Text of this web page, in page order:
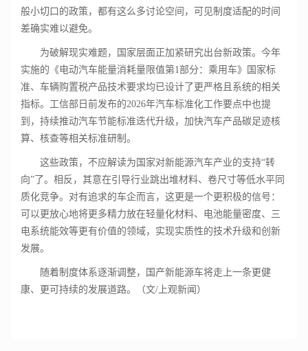
般小切口的政策，都有这么多讨论空间，可见制度适配的时间
差确实难以避免。
为破解现实难题，国家层面正加紧研究出台新政策。今年
实施的《电动汽车能量消耗量限值第1部分：乘用车》国家标
准、车辆购置税产品技术要求均已设计了更严格且系统的相关
指标。工信部日前发布的2026年汽车标准化工作要点中也提
到，持续推动汽车节能标准迭代升级，加快汽车产品碳足迹核
算、核查等相关标准研制。
这些政策，不应解读为国家对新能源汽车产业的支持“转
向”了。相反，其意在引导行业跳出堆材料、卷尺寸等低水平同
质化竞争。对有追求的车企而言，这更是一个更积极的信号：
可以更放心地将更多精力放在轻量化材料、电池能量密度、三
电系统能效等更有价值的领域，实现实质性的技术升级和创新
发展。
随着制度体系逐渐调整，国产新能源车将走上一条更健
康、更可持续的发展道路。
（文/上观新闻）